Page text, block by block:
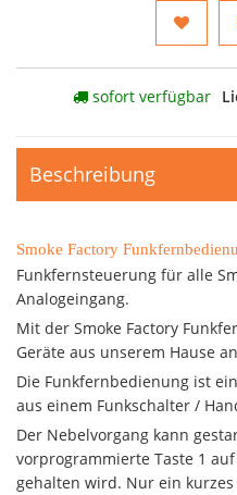
sofort verfügbar
Beschreibung
Smoke Factory
Funkfernsteuerung für alle
Analogeingang.
Mit der Smoke Factory
Geräte aus unserem Hause
Die Funkfernbedienung ist
aus einem Funkschalter /
Der Nebelvorgang kann
vorprogrammierte Taste 1
gehalten wird. Nur ein